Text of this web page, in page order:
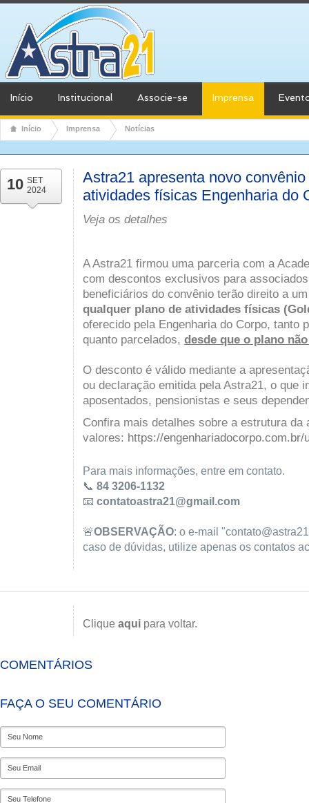
Início Institucional Associe-se Imprensa
Início Imprensa Notícias
10 SET
2024
Astra21 apresenta novo
atividades físicas Engenharia do
Veja os detalhes
A Astra21 firmou uma parceria com a
com descontos exclusivos para
beneficiários do convênio terão direito a um
qualquer plano de atividades físicas
oferecido pela Engenharia do Corpo, tanto
quanto parcelados, desde que o plano
O desconto é válido mediante a
ou declaração emitida pela Astra21, o que
aposentados, pensionistas e seus
Confira mais detalhes sobre a estrutura da
valores: https://engenhariadocorpo.com.br/
Para mais informações, entre em contato.
📞 84 3206-1132
📧 contatoastra21@gmail.com
🚨OBSERVAÇÃO: o e-mail
caso de dúvidas, utilize apenas os contatos
Clique aqui para voltar.
COMENTÁRIOS
FAÇA O SEU COMENTÁRIO